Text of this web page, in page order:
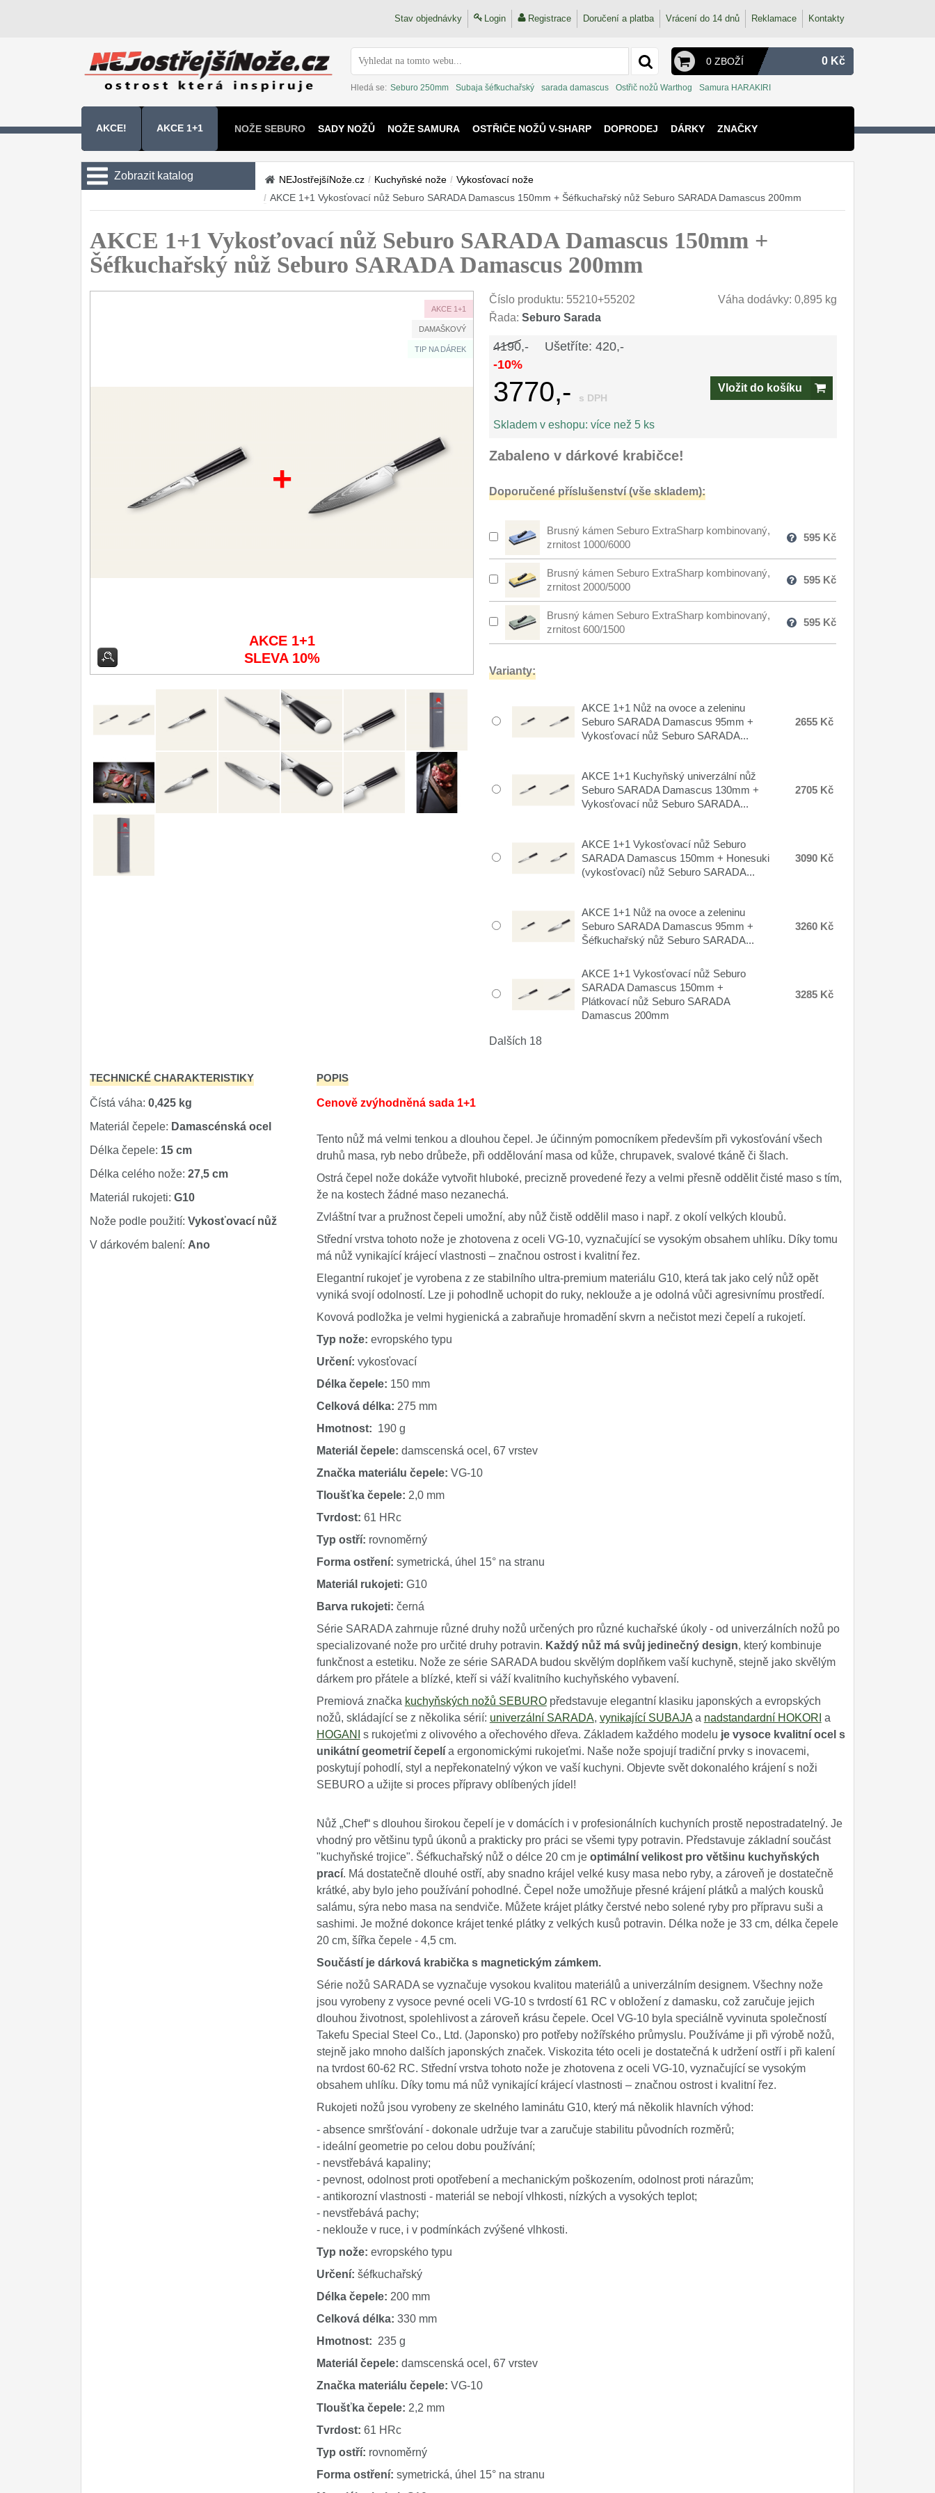
Stav objednávky Login Registrace Doručení a platba Vrácení do 14 dnů Reklamace Kontakty
0 ZBOŽÍ 0 Kč
Hledá se: Seburo 250mm Subaja šéfkuchařský sarada damascus Ostřič nožů Warthog Samura HARAKIRI
AKCE! AKCE 1+1 NOŽE SEBURO SADY NOŽŮ NOŽE SAMURA OSTŘIČE NOŽŮ V-SHARP DOPRODEJ DÁRKY ZNAČKY
Zobrazit katalog
Sady kuchyňských nožů
Šéfkuchařské nože 30
Univerzální nože 50
41
Steakové nože
Kuchyňské příslušenství
Nože s pevnou čepelí
Ostření nožů
Nože SEBURO
Nože Tojiro
Ostřiče nožů V-Sharp
NEJostřejšíNože.cz / Kuchyňské nože / Vykosťovací nože
/ AKCE 1+1 Vykosťovací nůž Seburo SARADA Damascus 150mm + Šéfkuchařský nůž Seburo SARADA Damascus 200mm
AKCE 1+1 Vykosťovací nůž Seburo SARADA Damascus 150mm +
Šéfkuchařský nůž Seburo SARADA Damascus 200mm
AKCE 1+1
DAMAŠKOVÝ
TIP NA DÁREK
+
AKCE 1+1
SLEVA 10%
Číslo produktu: 55210+55202
Váha dodávky: 0,895 kg
Řada: Seburo Sarada
4190,- Ušetříte: 420,-
-10%
3770,- s DPH
Vložit do košíku
Skladem v eshopu: více než 5 ks
Zabaleno v dárkové krabičce!
Doporučené příslušenství (vše skladem):
Brusný kámen Seburo ExtraSharp kombinovaný,
zrnitost 1000/6000
595 Kč
Brusný kámen Seburo ExtraSharp kombinovaný,
zrnitost 2000/5000
595 Kč
Brusný kámen Seburo ExtraSharp kombinovaný,
zrnitost 600/1500
595 Kč
Varianty:
AKCE 1+1 Nůž na ovoce a zeleninu
Seburo SARADA Damascus 95mm +
Vykosťovací nůž Seburo SARADA...
2655 Kč
AKCE 1+1 Kuchyňský univerzální nůž
Seburo SARADA Damascus 130mm +
Vykosťovací nůž Seburo SARADA...
2705 Kč
AKCE 1+1 Vykosťovací nůž Seburo
SARADA Damascus 150mm + Honesuki
(vykosťovací) nůž Seburo SARADA...
3090 Kč
AKCE 1+1 Nůž na ovoce a zeleninu
Seburo SARADA Damascus 95mm +
Šéfkuchařský nůž Seburo SARADA...
3260 Kč
AKCE 1+1 Vykosťovací nůž Seburo
SARADA Damascus 150mm +
Plátkovací nůž Seburo SARADA
Damascus 200mm
3285 Kč
Dalších 18
TECHNICKÉ CHARAKTERISTIKY
Čístá váha: 0,425 kg
Materiál čepele: Damascénská ocel
Délka čepele: 15 cm
Délka celého nože: 27,5 cm
Materiál rukojeti: G10
Nože podle použití: Vykosťovací nůž
V dárkovém balení: Ano
POPIS
Cenově zvýhodněná sada 1+1
Tento nůž má velmi tenkou a dlouhou čepel. Je účinným pomocníkem především při vykosťování všech
druhů masa, ryb nebo drůbeže, při oddělování masa od kůže, chrupavek, svalové tkáně či šlach.
Ostrá čepel nože dokáže vytvořit hluboké, precizně provedené řezy a velmi přesně oddělit čisté maso s tím,
že na kostech žádné maso nezanechá.
Zvláštní tvar a pružnost čepeli umožní, aby nůž čistě oddělil maso i např. z okolí velkých kloubů.
Střední vrstva tohoto nože je zhotovena z oceli VG-10, vyznačující se vysokým obsahem uhlíku. Díky tomu
má nůž vynikající krájecí vlastnosti – značnou ostrost i kvalitní řez.
Elegantní rukojeť je vyrobena z ze stabilního ultra-premium materiálu G10, která tak jako celý nůž opět
vyniká svojí odolností. Lze ji pohodlně uchopit do ruky, neklouže a je odolná vůči agresivnímu prostředí.
Kovová podložka je velmi hygienická a zabraňuje hromadění skvrn a nečistot mezi čepelí a rukojetí.
Typ nože: evropského typu
Určení: vykosťovací
Délka čepele: 150 mm
Celková délka: 275 mm
Hmotnost: 190 g
Materiál čepele: damscenská ocel, 67 vrstev
Značka materiálu čepele: VG-10
Tloušťka čepele: 2,0 mm
Tvrdost: 61 HRc
Typ ostří: rovnoměrný
Forma ostření: symetrická, úhel 15° na stranu
Materiál rukojeti: G10
Barva rukojeti: černá
Série SARADA zahrnuje různé druhy nožů určených pro různé kuchařské úkoly - od univerzálních nožů po
specializované nože pro určité druhy potravin. Každý nůž má svůj jedinečný design, který kombinuje
funkčnost a estetiku. Nože ze série SARADA budou skvělým doplňkem vaší kuchyně, stejně jako skvělým
dárkem pro přátele a blízké, kteří si váží kvalitního kuchyňského vybavení.
Premiová značka kuchyňských nožů SEBUROpředstavuje elegantní klasiku japonských a evropských
nožů, skládající se z několika sérií: univerzální SARADA, vynikající SUBAJAa nadstandardní HOKORI a
HOGANI
s rukojeťmi z olivového a ořechového dřeva. Základem každého modelu je vysoce kvalitní ocel s
unikátní geometrií čepelía ergonomickými rukojeťmi. Naše nože spojují tradiční prvky s inovacemi,
poskytují pohodlí, styl a nepřekonatelný výkon ve vaší kuchyni. Objevte svět dokonalého krájení s noži
SEBURO a užijte si proces přípravy oblíbených jídel!
Nůž „Chef“ s dlouhou širokou čepelí je v domácích i v profesionálních kuchyních prostě nepostradatelný. Je
vhodný pro většinu typů úkonů a prakticky pro práci se všemi typy potravin. Představuje základní součást
"kuchyňské trojice". Šéfkuchařský nůž o délce 20 cm je optimální velikost pro většinu kuchyňských
prací. Má dostatečně dlouhé ostří, aby snadno krájel velké kusy masa nebo ryby, a zároveň je dostatečně
krátké, aby bylo jeho používání pohodlné. Čepel nože umožňuje přesné krájení plátků a malých kousků
salámu, sýra nebo masa na sendviče. Můžete krájet plátky čerstvé nebo solené ryby pro přípravu suši a
sashimi. Je možné dokonce krájet tenké plátky z velkých kusů potravin. Délka nože je 33 cm, délka čepele
20 cm, šířka čepele - 4,5 cm.
Součástí je dárková krabička s magnetickým zámkem.
Série nožů SARADA se vyznačuje vysokou kvalitou materiálů a univerzálním designem. Všechny nože
jsou vyrobeny z vysoce pevné oceli VG-10 s tvrdostí 61 RC v obložení z damasku, což zaručuje jejich
dlouhou životnost, spolehlivost a zároveň krásu čepele. Ocel VG-10 byla speciálně vyvinuta společností
Takefu Special Steel Co., Ltd. (Japonsko) pro potřeby nožířského průmyslu. Používáme ji při výrobě nožů,
stejně jako mnoho dalších japonských značek. Viskozita této oceli je dostatečná k udržení ostří i při kalení
na tvrdost 60-62 RC. Střední vrstva tohoto nože je zhotovena z oceli VG-10, vyznačující se vysokým
obsahem uhlíku. Díky tomu má nůž vynikající krájecí vlastnosti – značnou ostrost i kvalitní řez.
Rukojeti nožů jsou vyrobeny ze skelného laminátu G10, který má několik hlavních výhod:
- absence smršťování - dokonale udržuje tvar a zaručuje stabilitu původních rozměrů;
- ideální geometrie po celou dobu používání;
- nevstřebává kapaliny;
- pevnost, odolnost proti opotřebení a mechanickým poškozením, odolnost proti nárazům;
- antikorozní vlastnosti - materiál se nebojí vlhkosti, nízkých a vysokých teplot;
- nevstřebává pachy;
- neklouže v ruce, i v podmínkách zvýšené vlhkosti.
Typ nože: evropského typu
Určení: šéfkuchařský
Délka čepele: 200 mm
Celková délka: 330 mm
Hmotnost: 235 g
Materiál čepele: damscenská ocel, 67 vrstev
Značka materiálu čepele: VG-10
Tloušťka čepele: 2,2 mm
Tvrdost: 61 HRc
Typ ostří: rovnoměrný
Forma ostření: symetrická, úhel 15° na stranu